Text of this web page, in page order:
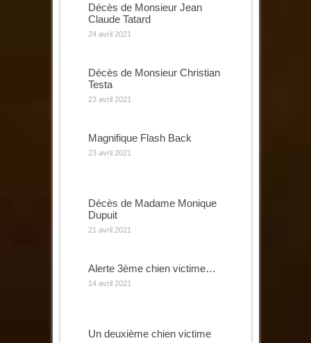
Décès de Monsieur Jean
Claude Tatard
24 avril 2021
Décès de Monsieur Christian
Testa
23 avril 2021
Magnifique Flash Back
23 avril 2021
Décès de Madame Monique
Dupuit
21 avril 2021
Alerte 3ème chien victime…
14 avril 2021
Un deuxième chien victime